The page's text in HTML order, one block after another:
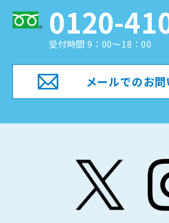
0120-
受付時間 9：00～18：00
メールでのお